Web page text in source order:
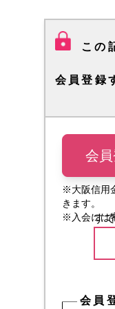
この
会員登録
会員
※大阪信用
きます。
※入会には
す
会員